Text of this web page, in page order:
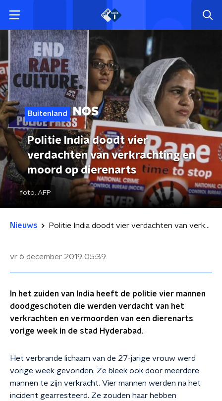
Buitenland
Politie India doodt vier
verdachten van verkrachting en
moord op dierenarts
foto: AFP
Nieuws Politie India doodt vier verdachten van verkrachting en moord op dierenarts
vr 6 december 2019 05:39
In het zuiden van India heeft de politie vier mannen
doodgeschoten die werden verdacht van het
verkrachten en vermoorden van een dierenarts
vorige week in de stad Hyderabad.
Het verbrande lichaam van de 27-jarige vrouw werd
vorige week gevonden. Ze bleek ook door meerdere
mannen te zijn verkracht. Vier mannen werden na het
incident gearresteerd. Ze zouden haar hebben